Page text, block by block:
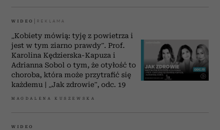
WIDEO
„Kobiety mówią: tyję z powietrza i
jest w tym ziarno prawdy”. Prof.
Karolina Kędzierska-Kapuza i
Adrianna Sobol o tym, że otyłość to
choroba, która może przytrafić się
każdemu | „Jak zdrowie”, odc. 19
MAGDALENA KUSZEWSKA
WIDEO